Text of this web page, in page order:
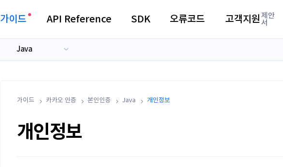
가이드 API Reference SDK 오류코드 고객지원제안
서
Java
.NET Core
Python
가이드 카카오 인증 본인인증 Java 개인정보
개인정보